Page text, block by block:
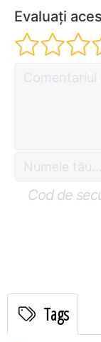
Evaluați
Cod de
Tags